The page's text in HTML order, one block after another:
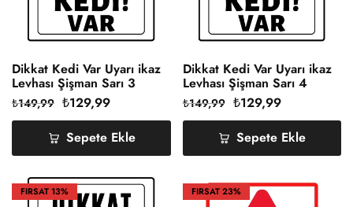
Dikkat Kedi Var Uyarı ikaz
Levhası Şişman Sarı 3
₺149,99 ₺129,99
Sepete Ekle
Dikkat Kedi Var Uyarı ikaz
Levhası Şişman Sarı 4
₺149,99 ₺129,99
Sepete Ekle
FIRSAT13% FIRSAT23%